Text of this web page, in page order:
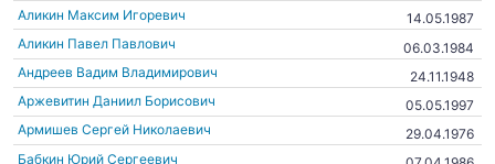
Аликин Максим Игоревич
14.05.1987
Аликин Павел Павлович
06.03.1984
Андреев Вадим Владимирович
24.11.1948
Аржевитин Даниил Борисович
05.05.1997
Армишев Сергей Николаевич
29.04.1976
Бабкин Юрий Сергеевич